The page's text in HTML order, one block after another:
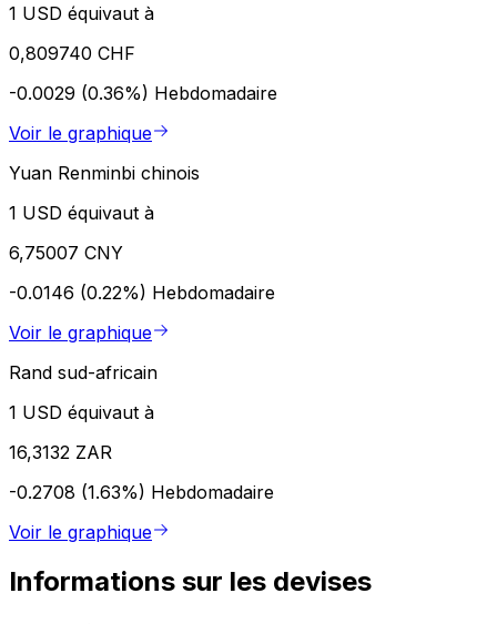
1 USD équivaut à
0,809740 CHF
-0.0029 (0.36%) Hebdomadaire
Voir le graphique
Yuan Renminbi chinois
1 USD équivaut à
6,75007 CNY
-0.0146 (0.22%) Hebdomadaire
Voir le graphique
Rand sud-africain
1 USD équivaut à
16,3132 ZAR
-0.2708 (1.63%) Hebdomadaire
Voir le graphique
Informations sur les devises